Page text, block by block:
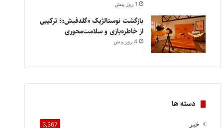
1 روز پیش
بازگشت نوستالژیک «گلدفیش»؛ ترکیبی
از خاطره‌بازی و سلامت‌محوری
4 روز پیش
دسته ها
خبر 3,367